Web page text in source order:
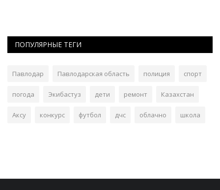
ПОПУЛЯРНЫЕ ТЕГИ
Павлодар Павлодарская область полиция спорт
погода Экибастуз дети ремонт Казахстан
Аксу конкурс футбол дчс облачно школа